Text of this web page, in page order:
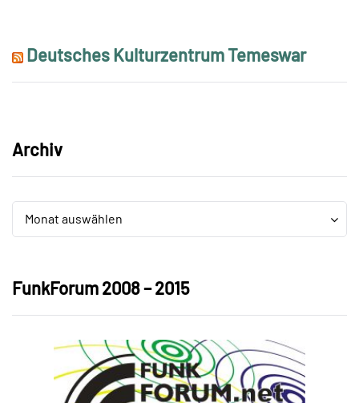
Deutsches Kulturzentrum Temeswar
Archiv
Archiv
Monat auswählen
Archiv
FunkForum 2008 – 2015